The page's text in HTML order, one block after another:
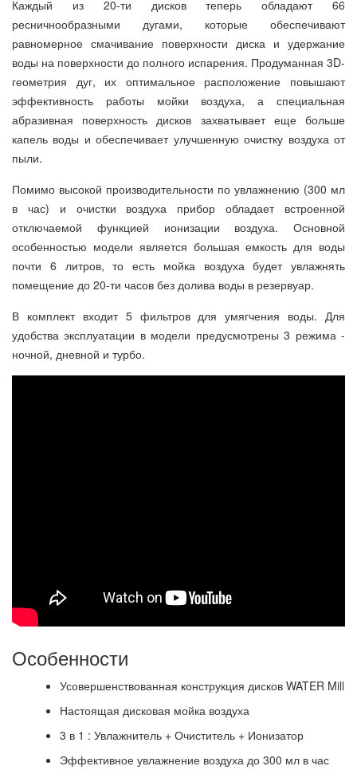
Каждый из 20-ти дисков теперь обладают 66
ресничнообразными дугами, которые обеспечивают
равномерное смачивание поверхности диска и удержание
воды на поверхности до полного испарения. Продуманная 3D-
геометрия дуг, их оптимальное расположение повышают
эффективность работы мойки воздуха, а специальная
абразивная поверхность дисков захватывает еще больше
капель воды и обеспечивает улучшенную очистку воздуха от
пыли.
Помимо высокой производительности по увлажнению (300 мл
в час) и очистки воздуха прибор обладает встроенной
отключаемой функцией ионизации воздуха. Основной
особенностью модели является большая емкость для воды
почти 6 литров, то есть мойка воздуха будет увлажнять
помещение до 20-ти часов без долива воды в резервуар.
В комплект входит 5 фильтров для умягчения воды. Для
удобства эксплуатации в модели предусмотрены 3 режима -
ночной, дневной и турбо.
Особенности
Усовершенствованная конструкция дисков WATER Mill
Настоящая дисковая мойка воздуха
3 в 1 : Увлажнитель + Очиститель + Ионизатор
Эффективное увлажнение воздуха до 300 мл в час